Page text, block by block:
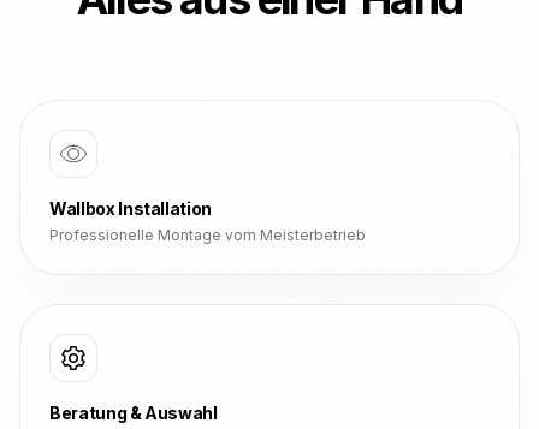
Wallbox Installation
Professionelle Montage vom Meisterbetrieb
Beratung & Auswahl